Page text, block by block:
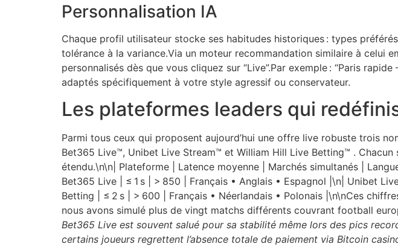
Personnalisation IA
Chaque profil utilisateur stocke ses habitudes historiques : types
tolérance à la variance.Via un moteur recommandation similaire à celui
personnalisés dès que vous cliquez sur “Live”.Par exemple : “Paris
adaptés spécifiquement à votre style agressif ou conservateur.
Les plateformes leaders qui
Parmi tous ceux qui proposent aujourd’hui une offre live robuste trois
Bet365 Live™, Unibet Live Stream™ et William Hill Live Betting™ .
étendu.\n\n| Plateforme | Latence moyenne | Marchés
Bet365 Live | ≤ 1 s | > 850 | Français • Anglais • Espagnol |\n| Unibet
Betting | ≤ 2 s | > 600 | Français • Néerlandais • Polonais |\n\nCes
nous avons simulé plus de vingt matchs différents couvrant football
Bet365 Live est souvent salué pour sa stabilité même lors des pics
certains joueurs regrettent l’absence totale de paiement via Bitcoin